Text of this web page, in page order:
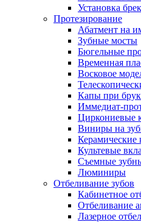
Установка
Протезирование
Абатмент на
Зубные мосты
Бюгельные
Временная
Восковое
Капы при
Иммедиат-
Циркониевые
Виниры на
Керамические
Культевые
Съемные
Люминиры
Отбеливание зубов
Кабинетное
Отбеливание
Лазерное